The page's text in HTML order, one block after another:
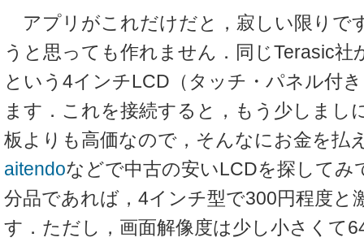
アプリがこれだけだと，寂しい限りで
うと思っても作れません．同じTerasic社
という4インチLCD（タッチ・パネル付
ます．これを接続すると，もう少しまし
板よりも高価なので，そんなにお金を払
aitendoなどで中古の安いLCDを探してみ
分品であれば，4インチ型で300円程度と
す．ただし，画面解像度は少し小さくて